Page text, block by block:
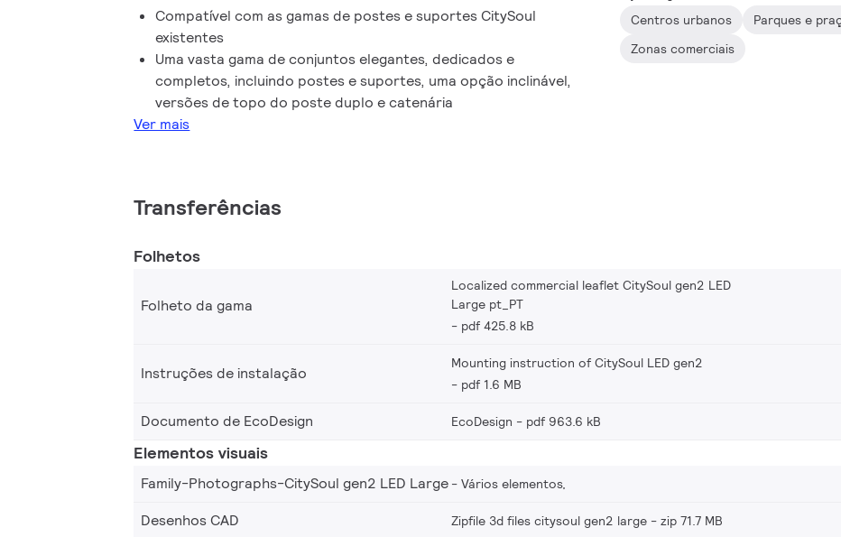
comprovada plataforma LEDGINE-O e agora aprimorada com o
inovador LEDGINE-P para uma eficácia ainda maior, o CitySoul LED
gen2 fornece a luz certa, exatamente onde ela é necessária.
Ópticas específicas para cada aplicação garantem segurança,
conforto e redução no consumo de energia, enquanto receitas de
luz dedicadas preservam céus escuros e dão suporte a
uma iluminação conectada e plataformas de controlo avançadas
Compatível com as gamas de postes e suportes CitySoul
existentes
Uma vasta gama de conjuntos elegantes, dedicados e
completos, incluindo postes e suportes, uma opção inclinável,
versões de topo do poste duplo e catenária
Ver mais
Centros urbanos Parques e
Zonas comerciais
Transferências
Folhetos
Folheto da gama
Localized commercial leaflet CitySoul gen2 LED
Large pt_PT
pdf 425.8 kB
Instruções de instalação
Mounting instruction of CitySoul LED gen2
pdf 1.6 MB
Documento de EcoDesign EcoDesign pdf 963.6 kB
Elementos visuais
Family-Photographs-CitySoul gen2 LED Large Vários elementos,
Desenhos CAD
Zipfile 3d files citysoul gen2 large zip 71.7 MB